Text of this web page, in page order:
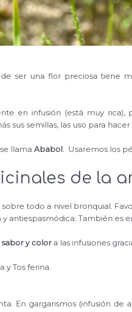
ser una flor preciosa tiene
en infusión (está muy
sus semillas, las uso para
llamaAbabol. Usaremos los
de la
sobre todo a nivel bronquial.
antiespasmódica. También es
y colora las infusiones
y Tos ferina.
En gargarismos (infusión